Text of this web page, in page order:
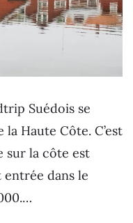
Suédois se
Haute Côte. C’est
sur la côte est
dans le